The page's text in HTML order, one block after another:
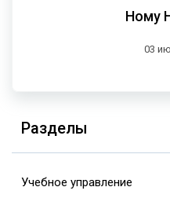
Ному
03
Разделы
Учебное управление